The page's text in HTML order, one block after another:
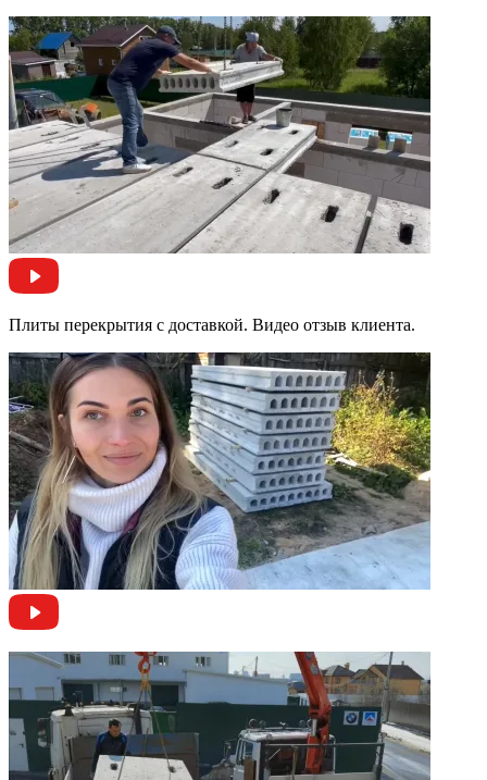
Плиты перекрытия с доставкой. Видео отзыв клиента.